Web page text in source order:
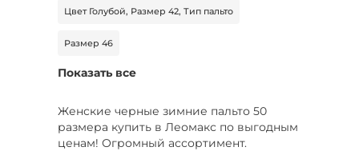
Цвет Голубой, Размер 42, Тип пальто
Размер 46
Цвет Серый, Размер 44, Сезон Демисезон
Цвет Коричневый, Размер 68-70
Цвет Черный, Сезон Зима, Тип шуба
Показать все
Женские черные зимние пальто 50
размера купить в Леомакс по выгодным
ценам! Огромный ассортимент.